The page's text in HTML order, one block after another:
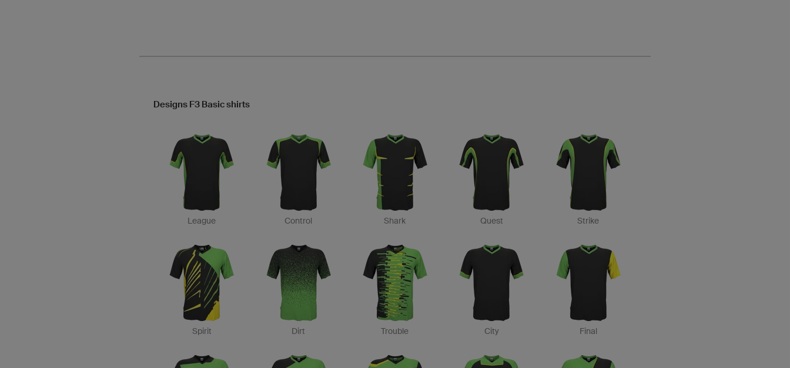
Designs F3 Basic shirts
League Control Shark Quest Strike
Spirit Dirt Trouble City Final